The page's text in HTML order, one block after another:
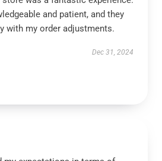
and patient, and they
with my order adjustments.
Dec 31, 2024